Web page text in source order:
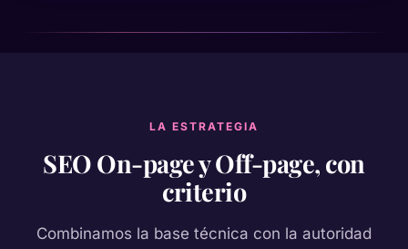
LA ESTRATEGIA
SEO On-page y Off-page, con
criterio
Combinamos la base técnica con la autoridad